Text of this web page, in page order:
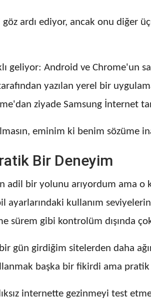
göz ardı ediyor, ancak onu
geliyor: Android ve Chrome'un
yazılan yerel bir
ziyade Samsung İnternet
eminim ki benim sözüme
Bir Deneyim
adil bir yolunu arıyordum ama
ayarlarındaki kullanım
sürem gibi kontrolüm dışında
gün girdiğim sitelerden daha
başka bir fikirdi ama
internette gezinmeyi test